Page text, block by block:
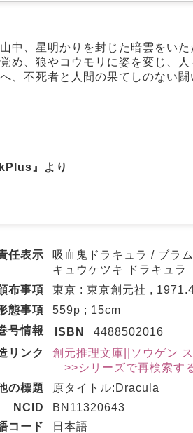
中、星明かりを封じた暗雲をい
め、狼やコウモリに姿を変じ、
、不死者と人間の果てしのない
』より
任表示
吸血鬼ドラキュラ / ブラ
キュウケツキ ドラキュラ
布事項
東京 : 東京創元社 ,
態事項
559p ; 15cm
号情報
ISBN
4488502016
リンク
創元推理文庫||ソウゲン
>>シリーズで再検索す
の標題
原タイトル:Dracula
NCID
BN11320643
コード
日本語